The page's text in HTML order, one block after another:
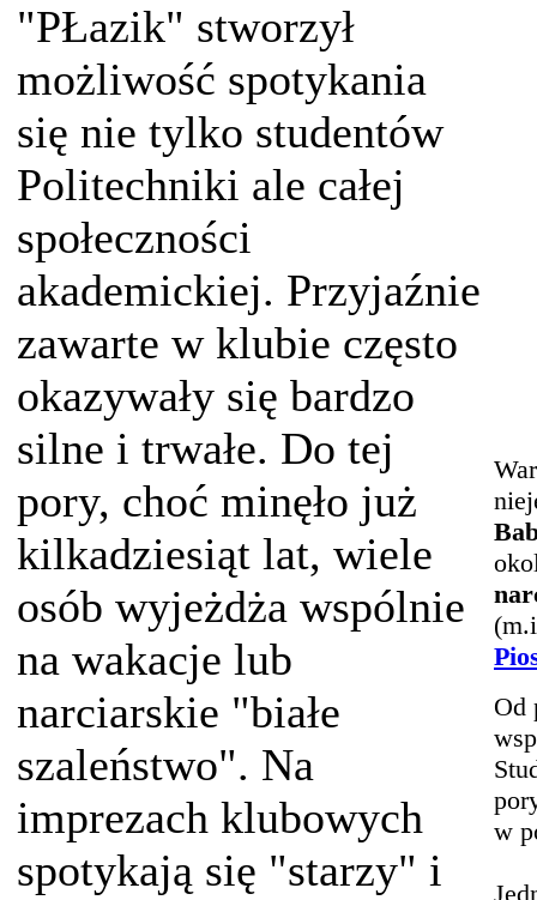
"PŁazik" stworzył
możliwość spotykania
się nie tylko studentów
Politechniki ale całej
społeczności
akademickiej. Przyjaźnie
zawarte w klubie często
okazywały się bardzo
silne i trwałe. Do tej
pory, choć minęło już
kilkadziesiąt lat, wiele
osób wyjeżdża wspólnie
na wakacje lub
narciarskie "białe
szaleństwo". Na
imprezach klubowych
spotykają się "starzy" i
Od
w